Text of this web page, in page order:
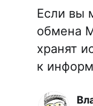
Если вы
обмена
хранят
к